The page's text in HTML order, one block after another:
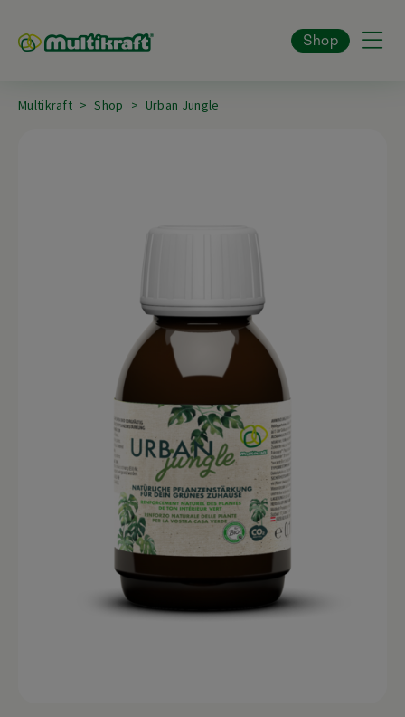
Shop
Multikraft Shop Urban Jungle